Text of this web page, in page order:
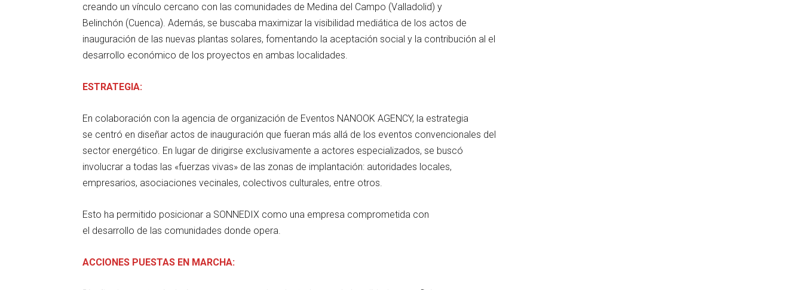
creando un vínculo cercano con las comunidades de Medina del Campo (Valladolid) y
Belinchón (Cuenca). Además, se buscaba maximizar la visibilidad mediática de los actos de
inauguración de las nuevas plantas solares, fomentando la aceptación social y la contribución al el
desarrollo económico de los proyectos en ambas localidades.
ESTRATEGIA:
En colaboración con la agencia de organización de Eventos NANOOK AGENCY, la estrategia
se centró en diseñar actos de inauguración que fueran más allá de los eventos convencionales del
sector energético. En lugar de dirigirse exclusivamente a actores especializados, se buscó
involucrar a todas las «fuerzas vivas» de las zonas de implantación: autoridades locales,
empresarios, asociaciones vecinales, colectivos culturales, entre otros.
Esto ha permitido posicionar a SONNEDIX como una empresa comprometida con
el desarrollo de las comunidades donde opera.
ACCIONES PUESTAS EN MARCHA: